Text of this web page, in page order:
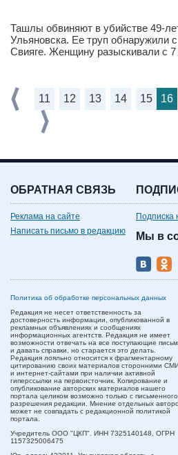
Ташлы обвиняют в убийстве 49-
Ульяновска. Ее труп обнаружили
Свияге. Женщину разыскивали с 7
11 12 13 14 15 16
ОБРАТНАЯ СВЯЗЬ
Реклама на сайте
Написать письмо в редакцию
Подписка
Мы в
Политика об обработке персональных данных
Редакция не несет ответственность за
достоверность информации, опубликованной в
рекламных объявлениях и сообщениях
информационных агентств. Редакция не имеет
возможности отвечать на все поступающие
и давать справки, но старается это делать.
Редакция лояльно относится к фрагментарному
цитированию своих материалов сторонними
и интернет-сайтами при наличии активной
гиперссылки на первоисточник. Копирование и
опубликование авторских материалов нашего
портала целиком возможно только с письменного
разрешения редакции. Мнение отдельных
может не совпадать с редакционной политикой
портала.
Учредитель ООО "ЦКП". ИНН 7325140148, ОГРН
1157325006475